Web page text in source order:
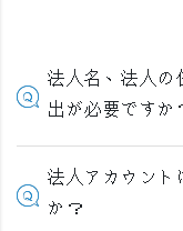
法人名、法人
出が必要ですか
法人アカウン
か？